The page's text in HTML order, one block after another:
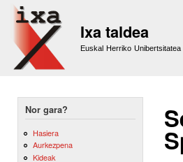
Ixa taldea
Euskal Herriko Unibertsitatea
Nor gara?
Hasiera
Aurkezpena
Kideak